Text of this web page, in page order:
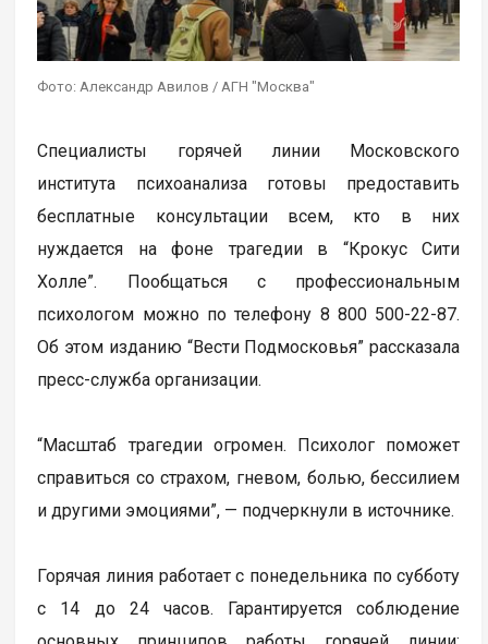
Фото: Александр Авилов / АГН "Москва"
Специалисты горячей линии Московского
института психоанализа готовы предоставить
бесплатные консультации всем, кто в них
нуждается на фоне трагедии в “Крокус Сити
Холле”. Пообщаться с профессиональным
психологом можно по телефону 8 800 500-22-87.
Об этом изданию “Вести Подмосковья” рассказала
пресс-служба организации.
“Масштаб трагедии огромен. Психолог поможет
справиться со страхом, гневом, болью, бессилием
и другими эмоциями”, — подчеркнули в источнике.
Горячая линия работает с понедельника по субботу
с 14 до 24 часов. Гарантируется соблюдение